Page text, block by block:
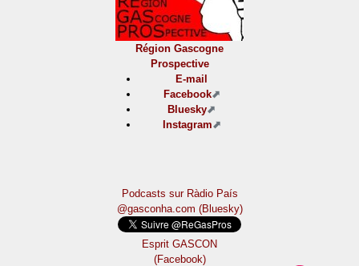
Région Gascogne
Prospective
E-mail
Facebook
Bluesky
Instagram
Podcasts sur Ràdio País
@gasconha.com (Bluesky)
Esprit GASCON
(Facebook)